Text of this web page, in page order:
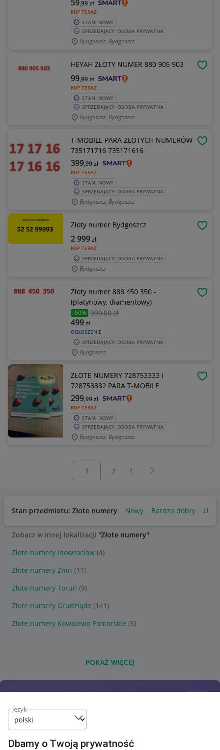
język
Dbamy o Twoją prywatność
KUP TERAZ
59,99zł
STAN: NOWY
SPRZEDAJĄCY: OSOBA PRYWATNA
Bydgoszcz, Bydgoszcz
HEYAH ZŁOTY NUMER 880 905 903
KUP TERAZ
99,99zł
STAN: NOWY
SPRZEDAJĄCY: OSOBA PRYWATNA
Bydgoszcz, Bydgoszcz
T-MOBILE PARA ZŁOTYCH NUMERÓW
735171716 735171616
KUP TERAZ
399,99zł
STAN: NOWY
SPRZEDAJĄCY: OSOBA PRYWATNA
Bydgoszcz, Bydgoszcz
Złoty numer Bydgoszcz
KUP TERAZ
2 999zł
SPRZEDAJĄCY: OSOBA PRYWATNA
Bydgoszcz
Złoty numer 888 450 350 -
(platynowy, diamentowy)
-50% 999,00 zł
OGŁOSZENIE
499zł
SPRZEDAJĄCY: OSOBA PRYWATNA
Bydgoszcz
ZŁOTE NUMERY 728753333 i
728753332 PARA T-MOBILE
KUP TERAZ
299,99zł
STAN: NOWY
SPRZEDAJĄCY: OSOBA PRYWATNA
Bydgoszcz, Bydgoszcz
z 1 Następna strona
Stan przedmiotu: Złote numery Nowy Bardzo dobry
Zobacz w innej lokalizacji "Złote numery"
Złote numery Inowrocław (4)
Złote numery Żnin (11)
Złote numery Toruń (9)
Złote numery Grudziądz (141)
Złote numery Kowalewo Pomorskie (5)
POKAŻ WIĘCEJ